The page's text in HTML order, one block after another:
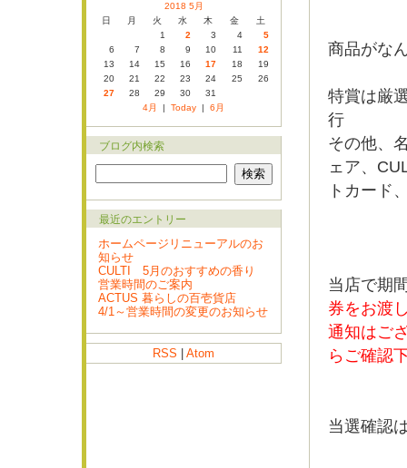
商品がな
特賞は厳
行
その他、
ェア、
トカード
当店で期
券をお渡
通知はご
らご確認
当選確認
2018 5月
日
月 火 水 木 金
土
1
2 3 4
5
6
7 8 9 10 11
12
13
14 15 16 17 18
19
20
21 22 23 24 25
26
27
28 29 30
31
4月
| Today | 6月
ブログ内検索
最近のエントリー
ホームページリニューアルのお
知らせ
CULTI 5月のおすすめの香り
営業時間のご案内
ACTUS 暮らしの百壱貨店
4/1～営業時間の変更のお知らせ
RSS Atom